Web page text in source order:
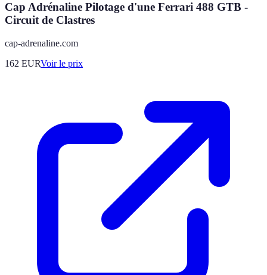
Cap Adrénaline Pilotage d'une Ferrari 488 GTB -
Circuit de Clastres
cap-adrenaline.com
162 EURVoir le prix